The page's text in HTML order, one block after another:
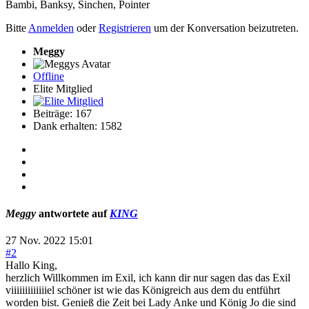
Bambi, Banksy, Sinchen, Pointer
Bitte Anmelden oderRegistrieren um der Konversation beizutreten.
Meggy
Offline
Elite Mitglied
Beiträge: 167
Dank erhalten: 1582
Meggy antwortete auf KING
27 Nov. 2022 15:01
#2
Hallo King,
herzlich Willkommen im Exil, ich kann dir nur sagen das das Exil
viiiiiiiiiiiiiel schöner ist wie das Königreich aus dem du entführt
worden bist. Genieß die Zeit bei Lady Anke und König Jo die sind